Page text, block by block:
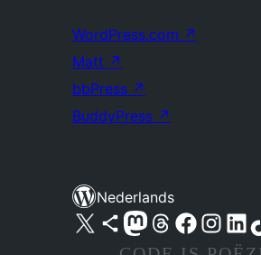
WordPress.com ↗
Matt ↗
bbPress ↗
BuddyPress ↗
Nederlands
Bezoek ons X (voorheen Twitter) account
Bezoek ons Bluesky account
Bezoek ons Mastodon account
Bezoek ons Threads account
Onze Facebook pagina
Bezoek onsBezoek ons